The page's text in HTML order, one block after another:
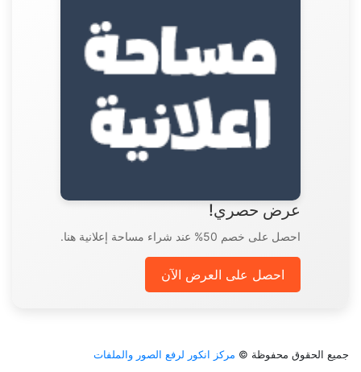
عرض حصري!
احصل على خصم 50% عند شراء مساحة إعلانية هنا.
احصل على العرض الآن
جميع الحقوق محفوظة © مركز انكور لرفع الصور والملفات